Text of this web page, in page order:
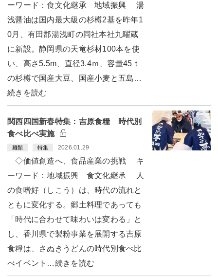
ーワード：食文化継承 地域振興 湯
浅醤油は国内最大級の杉樽2基を昨年1
0月、有田郡湯浅町の同社本社九曜蔵
に新設。静岡県の天竜杉材100本を使
い、高さ5.5m、直径3.4ｍ、容量45ｔ
の杉樽で国産大豆、国産小麦と五島…
続きを読む
関西四国新春特集：吉原食糧 時代別
食べ比べ実施
麺類 特集 2026.01.29
◇価値創造へ、食品産業の挑戦 キ
ーワード：地域振興 食文化継承 人
の食嗜好（しこう）は、時代の流れと
ともに変化する。郷土料理であっても
「時代に合わせて味わいは変わる」と
し、香川県で製粉事業を展開する吉原
食糧は、さぬきうどんの時代別食べ比
べイベント…続きを読む